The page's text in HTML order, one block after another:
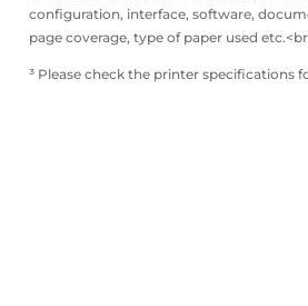
configuration, interface, software,
page coverage, type of paper used
³ Please check the printer specifications